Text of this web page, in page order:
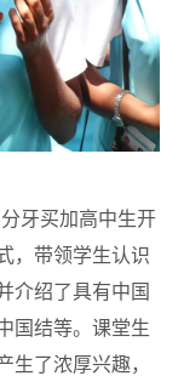
牙买加高中生开
，带领学生认识
介绍了具有中国
国结等。课堂生
生了浓厚兴趣，